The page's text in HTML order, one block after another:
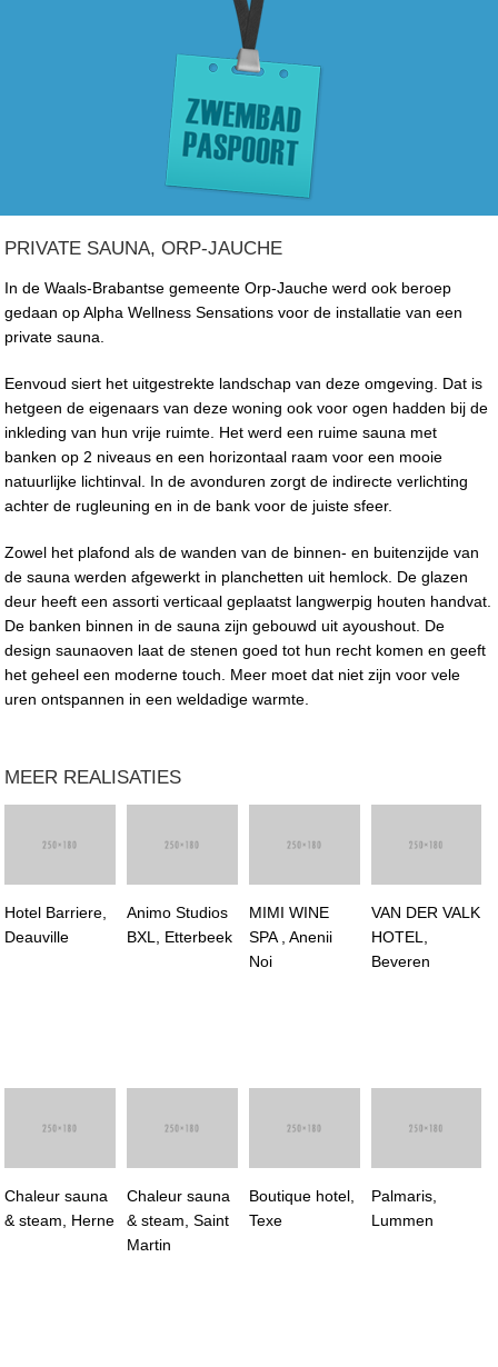
PRIVATE SAUNA, ORP-JAUCHE
In de Waals-Brabantse gemeente Orp-Jauche werd ook beroep
gedaan op Alpha Wellness Sensations voor de installatie van een
private sauna.
Eenvoud siert het uitgestrekte landschap van deze omgeving. Dat is
hetgeen de eigenaars van deze woning ook voor ogen hadden bij de
inkleding van hun vrije ruimte. Het werd een ruime sauna met
banken op 2 niveaus en een horizontaal raam voor een mooie
natuurlijke lichtinval. In de avonduren zorgt de indirecte verlichting
achter de rugleuning en in de bank voor de juiste sfeer.
Zowel het plafond als de wanden van de binnen- en buitenzijde van
de sauna werden afgewerkt in planchetten uit hemlock. De glazen
deur heeft een assorti verticaal geplaatst langwerpig houten handvat.
De banken binnen in de sauna zijn gebouwd uit ayoushout. De
design saunaoven laat de stenen goed tot hun recht komen en geeft
het geheel een moderne touch. Meer moet dat niet zijn voor vele
uren ontspannen in een weldadige warmte.
MEER REALISATIES
Hotel Barriere,
Deauville
Animo Studios
BXL, Etterbeek
MIMI WINE
SPA , Anenii
Noi
VAN DER VALK
HOTEL,
Beveren
Chaleur sauna
& steam, Herne
Chaleur sauna
& steam, Saint
Martin
Boutique hotel,
Texe
Palmaris,
Lummen